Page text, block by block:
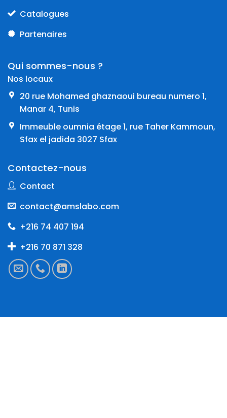
Catalogues
Partenaires
Qui sommes-nous ?
Nos locaux
20 rue Mohamed ghaznaoui bureau numero 1,
Manar 4, Tunis
Immeuble oumnia étage 1, rue Taher Kammoun,
Sfax el jadida 3027 Sfax
Contactez-nous
Contact
contact@amslabo.com
+216 74 407 194
+216 70 871 328